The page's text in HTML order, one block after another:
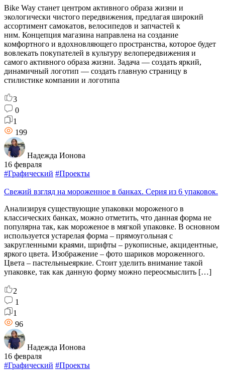
Bike Way станет центром активного образа жизни и
экологически чистого передвижения, предлагая широкий
ассортимент самокатов, велосипедов и запчастей к
ним. Концепция магазина направлена на создание
комфортного и вдохновляющего пространства, которое будет
вовлекать покупателей в культуру велопередвижения и
самого активного образа жизни. Задача — создать яркий,
динамичный логотип — создать главную страницу в
стилистике компании и логотипа
3
0
1
199
Надежда Ионова
16 февраля
#Графический #Проекты
Свежий взгляд на мороженное в банках. Серия из 6 упаковок.
Анализируя существующие упаковки мороженого в
классических банках, можно отметить, что данная форма не
популярна так, как мороженое в мягкой упаковке. В основном
используется устарелая форма – прямоугольная с
закругленными краями, шрифты – рукописные, акцидентные,
яркого цвета. Изображение – фото шариков мороженного.
Цвета – пастельныеяркие. Стоит уделить внимание такой
упаковке, так как данную форму можно переосмыслить […]
2
1
1
96
Надежда Ионова
16 февраля
#Графический #Проекты